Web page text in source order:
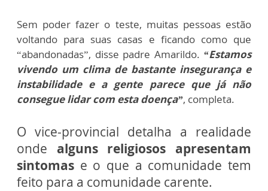
Sem poder fazer o teste, muitas pessoas estão
voltando para suas casas e ficando como que
“abandonadas”, disse padre Amarildo. “Estamos
vivendo um clima de bastante insegurança e
instabilidade e a gente parece que já não
consegue lidar com esta doença”, completa.
O vice-provincial detalha a realidade
onde alguns religiosos apresentam
sintomas e o que a comunidade tem
feito para a comunidade carente.